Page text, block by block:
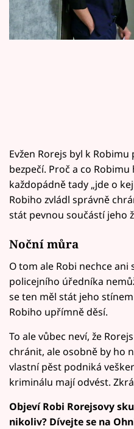
Sledujte prima+
Přihlášení
Sledujte nás
Evžen Rorejs byl k
bezpečí. Proč a co
každopádně tady „jde o
Robiho zvládl správně
stát pevnou součástí jeho
Noční můra
O tom ale Robi nechce
policejního úředníka
se ten měl stát jeho
Robiho upřímně děsí.
To ale vůbec neví, že
chránit, ale osobně by ho
vlastní pěst podniká
kriminálu mají odvést.
Objeví Robi Rorejsovy
nikoliv? Dívejte se na